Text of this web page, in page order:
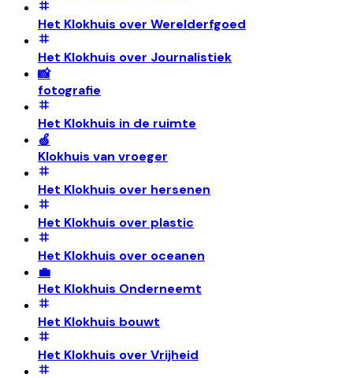
Het Klokhuis over Werelderfgoed
Het Klokhuis over Journalistiek
📸
fotografie
Het Klokhuis in de ruimte
🍏
Klokhuis van vroeger
Het Klokhuis over hersenen
Het Klokhuis over plastic
Het Klokhuis over oceanen
💼
Het Klokhuis Onderneemt
Het Klokhuis bouwt
Het Klokhuis over Vrijheid